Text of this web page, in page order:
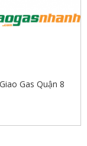
Gas Quận 8